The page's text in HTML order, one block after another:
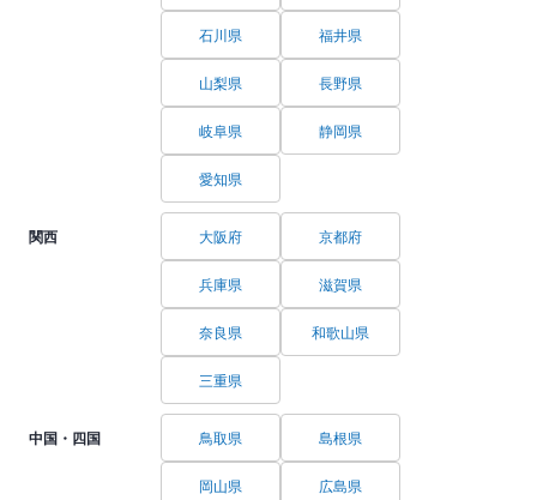
石川県 福井県
山梨県 長野県
岐阜県 静岡県
愛知県
関西 大阪府 京都府
兵庫県 滋賀県
奈良県 和歌山県
三重県
中国・四国 鳥取県 島根県
岡山県 広島県